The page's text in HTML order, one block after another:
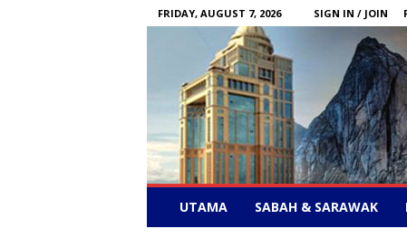
FRIDAY, AUGUST 7, 2026 SIGN IN / JOIN
–
UTAMA SABAH & SARAWAK